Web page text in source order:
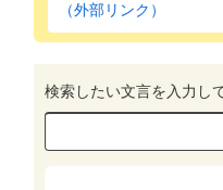
（外部リンク）
検索したい文言を入力し